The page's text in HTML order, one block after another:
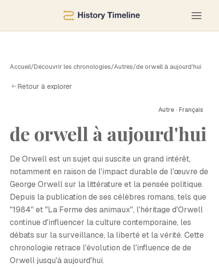
Accueil/Découvrir les chronologies/Autres/de orwell à aujourd'hui
Retour à explorer
Autre · Français
de orwell à aujourd'hui
De Orwell est un sujet qui suscite un grand intérêt,
notamment en raison de l'impact durable de l'œuvre de
George Orwell sur la littérature et la pensée politique.
Depuis la publication de ses célèbres romans, tels que
"1984" et "La Ferme des animaux", l'héritage d'Orwell
continue d'influencer la culture contemporaine, les
débats sur la surveillance, la liberté et la vérité. Cette
chronologie retrace l'évolution de l'influence de de
Orwell jusqu'à aujourd'hui.